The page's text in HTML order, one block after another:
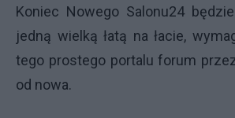
Koniec Nowego Salonu24
jedną wielką łatą na łacie,
tego prostego portalu forum
od nowa.